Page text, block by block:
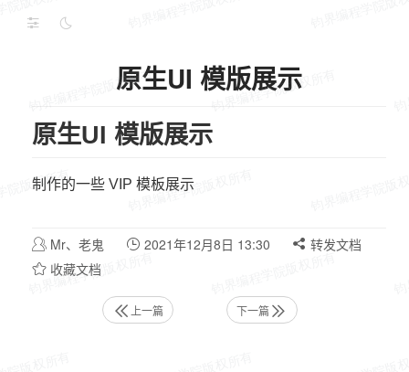
原生UI 模版展示
原生UI 模版展示
制作的一些 VIP 模板展示
Mr、老鬼 2021年12月8日 13:30
转发文档
收藏文档
上一篇 下一篇